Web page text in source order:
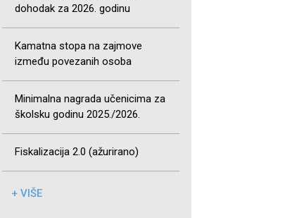
dohodak za 2026. godinu
Kamatna stopa na zajmove
između povezanih osoba
Minimalna nagrada učenicima za
školsku godinu 2025./2026.
Fiskalizacija 2.0 (ažurirano)
+ VIŠE